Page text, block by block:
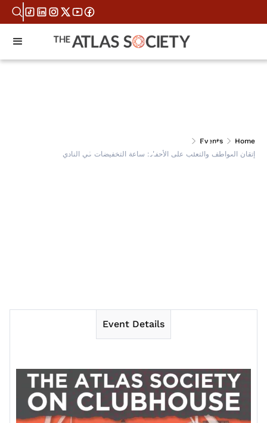
Home
Events
إتقان العواطف والتغلب على الأحقاد: ساعة التخفيضات في النادي
إتقان العواطف والتغلب
على الأحقاد: ساعة
Event Details